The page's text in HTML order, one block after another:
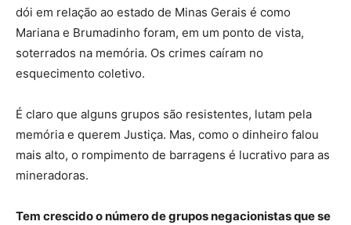
dói em relação ao estado de Minas Gerais é como
Mariana e Brumadinho foram, em um ponto de vista,
soterrados na memória. Os crimes caíram no
esquecimento coletivo.
É claro que alguns grupos são resistentes, lutam pela
memória e querem Justiça. Mas, como o dinheiro falou
mais alto, o rompimento de barragens é lucrativo para as
mineradoras.
Tem crescido o número de grupos negacionistas que se